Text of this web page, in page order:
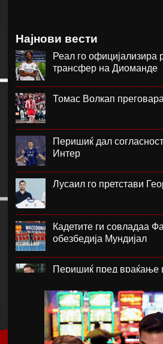
Најнови вести
Реал го официјализира
трансфер на Диоманде
Томас Волкап
Перишиќ дал
Интер
Лусаил го претстави
Кадетите ги совладаа
обезбедија Мундијал
Перишиќ пред враќање
Лара Гут Бехрами означи
кариера